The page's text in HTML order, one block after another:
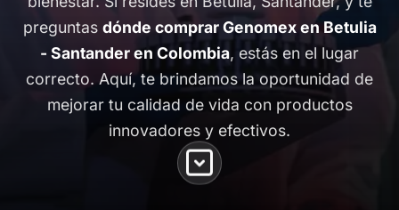
preguntas dónde comprar Genomex en Betulia
- Santander en Colombia, estás en el lugar
correcto. Aquí, te brindamos la oportunidad de
mejorar tu calidad de vida con productos
innovadores y efectivos.